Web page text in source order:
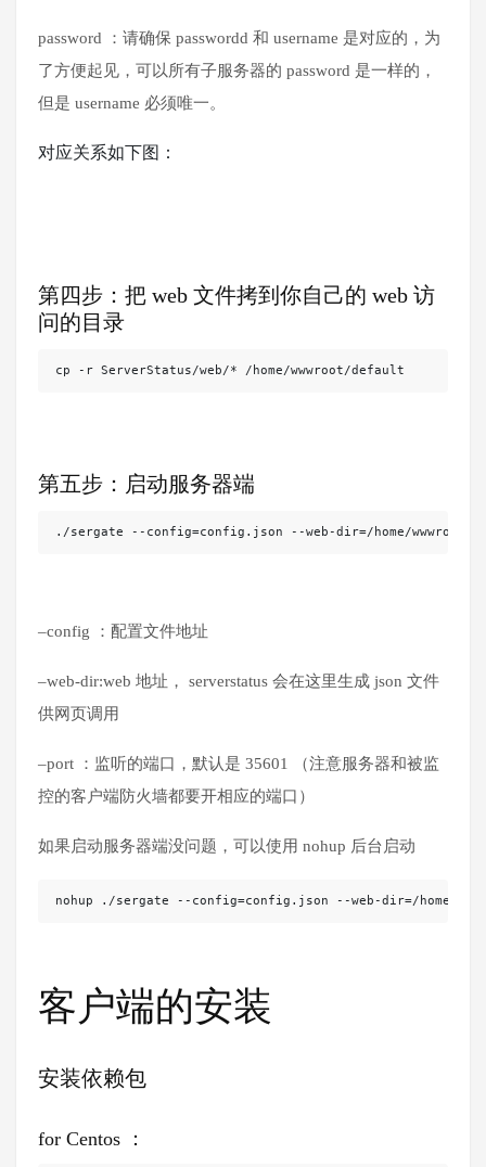
password ：请确保 passwordd 和 username 是对应的，为
了方便起见，可以所有子服务器的 password 是一样的，
但是 username 必须唯一。
对应关系如下图：
第四步：把 web 文件拷到你自己的 web 访
问的目录
cp -r ServerStatus/web/* /home/wwwroot/default
第五步：启动服务器端
./sergate --config=config.json --web-dir=/home/wwwroot/
–config ：配置文件地址
–web-dir:web 地址， serverstatus 会在这里生成 json 文件
供网页调用
–port ：监听的端口，默认是 35601 （注意服务器和被监
控的客户端防火墙都要开相应的端口）
如果启动服务器端没问题，可以使用 nohup 后台启动
nohup ./sergate --config=config.json --web-dir=/home/
客户端的安装
安装依赖包
for Centos ：